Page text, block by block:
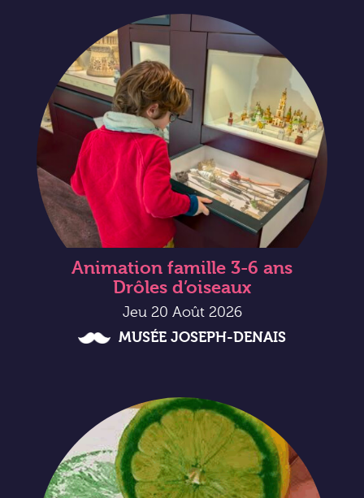
Animation famille 3-6 ans
Drôles d’oiseaux
Jeu 20 Août 2026
MUSÉE JOSEPH-DENAIS